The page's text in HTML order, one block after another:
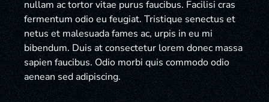
nullam ac tortor vitae purus faucibus. Facilisi cras
fermentum odio eu feugiat. Tristique senectus et
netus et malesuada fames ac, urpis in eu mi
bibendum. Duis at consectetur lorem donec massa
sapien faucibus. Odio morbi quis commodo odio
aenean sed adipiscing.